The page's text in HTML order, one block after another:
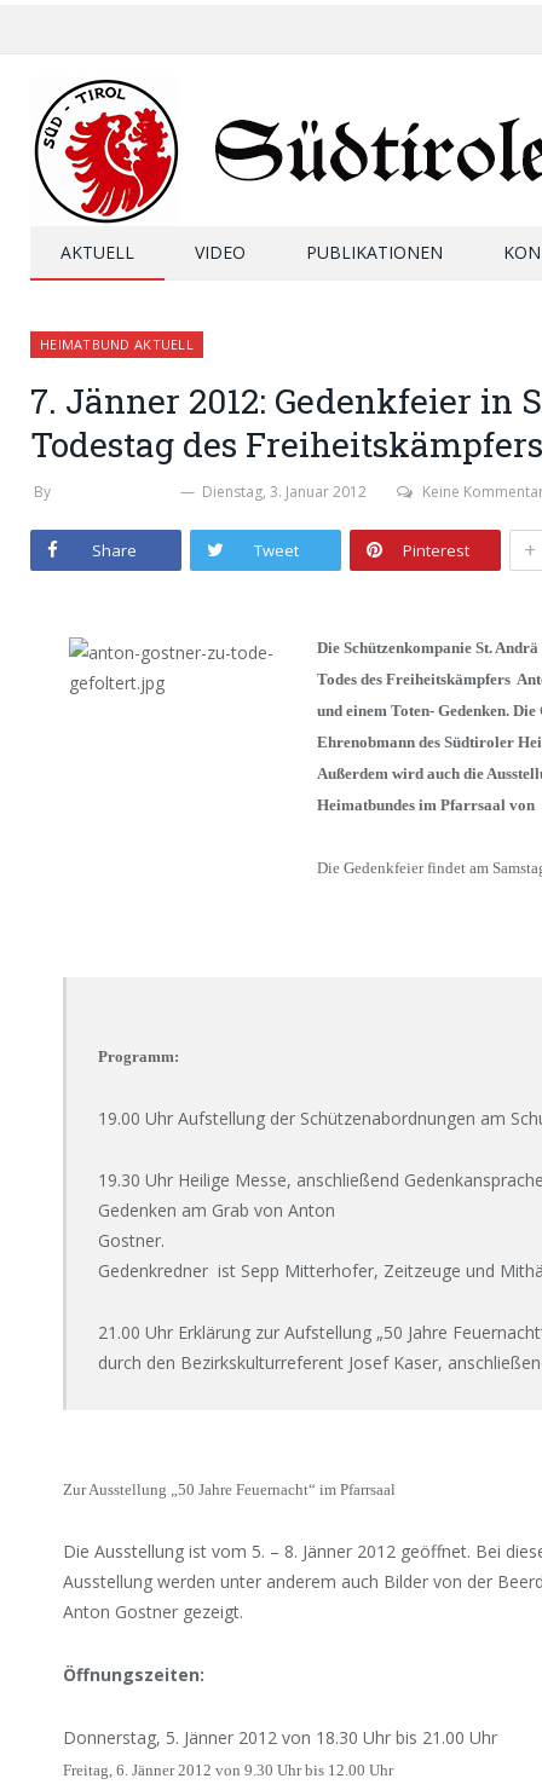
AKTUELL VIDEO PUBLIKATIONEN
HEIMATBUND AKTUELL
7. Jänner 2012: Gedenkfeier in
Todestag des
By Dienstag, 3. Januar 2012 Keine
Share Tweet Pinterest +
Die Schützenkompanie St.
Todes des Freiheitskämpfers
und einem Toten- Gedenken.
Ehrenobmann des Südtiroler
Außerdem wird auch die
Heimatbundes im Pfarrsaal von
Die Gedenkfeier findet am
Programm:
19.00 Uhr Aufstellung der Schützenabordnungen am
19.30 Uhr Heilige Messe, anschließend
Gedenken am Grab von Anton
Gostner.
Gedenkredner ist Sepp Mitterhofer, Zeitzeuge und
21.00 Uhr Erklärung zur Aufstellung „50 Jahre
durch den Bezirkskulturreferent Josef Kaser,
Zur Ausstellung „50 Jahre Feuernacht“ im Pfarrsaal
Die Ausstellung ist vom 5. – 8. Jänner 2012 geöffnet. Bei
Ausstellung werden unter anderem auch Bilder von der
Anton Gostner gezeigt.
Öffnungszeiten:
Donnerstag, 5. Jänner 2012 von 18.30 Uhr bis 21.00 Uhr
Freitag, 6. Jänner 2012 von 9.30 Uhr bis 12.00 Uhr